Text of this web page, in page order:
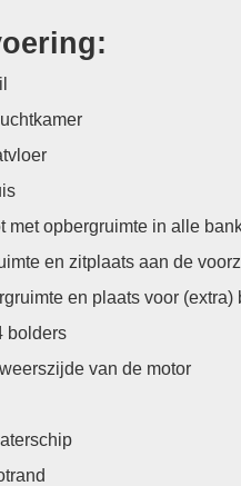
met opbergruimte in alle
en zitplaats aan de
en plaats voor (extra)
bolders
van de motor